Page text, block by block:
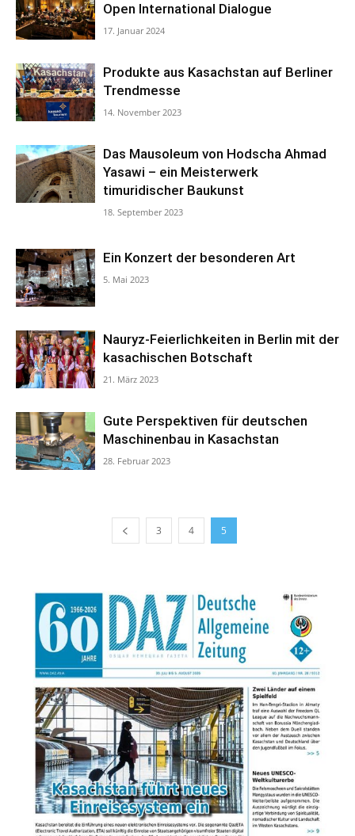
Open International Dialogue
17. Januar 2024
Produkte aus Kasachstan auf Berliner
Trendmesse
14. November 2023
Das Mausoleum von Hodscha Ahmad
Yasawi – ein Meisterwerk
timuridischer Baukunst
18. September 2023
Ein Konzert der besonderen Art
5. Mai 2023
Nauryz-Feierlichkeiten in Berlin mit der
kasachischen Botschaft
21. März 2023
Gute Perspektiven für deutschen
Maschinenbau in Kasachstan
28. Februar 2023
3 4 5